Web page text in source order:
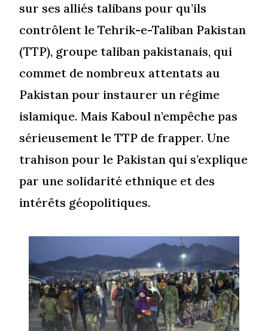
sur ses alliés talibans pour qu’ils
contrôlent le Tehrik-e-Taliban Pakistan
(TTP), groupe taliban pakistanais, qui
commet de nombreux attentats au
Pakistan pour instaurer un régime
islamique. Mais Kaboul n’empêche pas
sérieusement le TTP de frapper. Une
trahison pour le Pakistan qui s’explique
par une solidarité ethnique et des
intérêts géopolitiques.